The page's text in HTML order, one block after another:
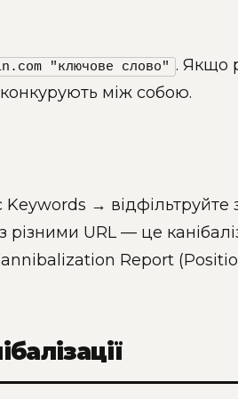
"ключове слово" . Якщо
між собою.
→
різними URL — це
Report